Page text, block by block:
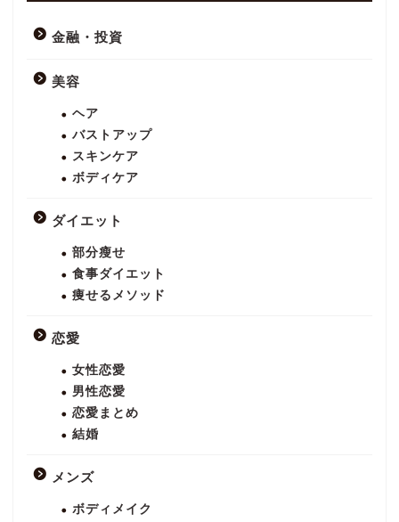
金融・投資
美容
ヘア
バストアップ
スキンケア
ボディケア
ダイエット
部分瘦せ
食事ダイエット
痩せるメソッド
恋愛
女性恋愛
男性恋愛
恋愛まとめ
結婚
メンズ
ボディメイク